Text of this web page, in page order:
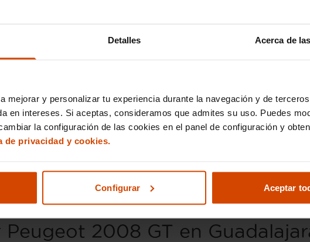
Detalles Acerca de
mejorar y personalizar tu experiencia durante la navegación y de
en intereses. Si aceptas, consideramos que admites su uso. Puedes
la configuración de las cookies en el panel de configuración y
de privacidad y cookies.
Configurar Aceptar
en Guadalajara
por los conductores que desean un equilibrio perfecto
que lo hacen destacar en el mercado de coches de segunda
estética deportiva. Está disponible en diferentes
ser el motor 1.2 PureTech de gasolina y el 1.5 BlueHDi
carretera.
de serie. Incluye sistema de navegación, cámara de
Los acabados interiores ofrecen un nivel superior de confort con
han pasado rigurosas revisiones para asegurar su calidad y
que necesitas a la hora de invertir en tu próximo vehículo.
2008 GT en